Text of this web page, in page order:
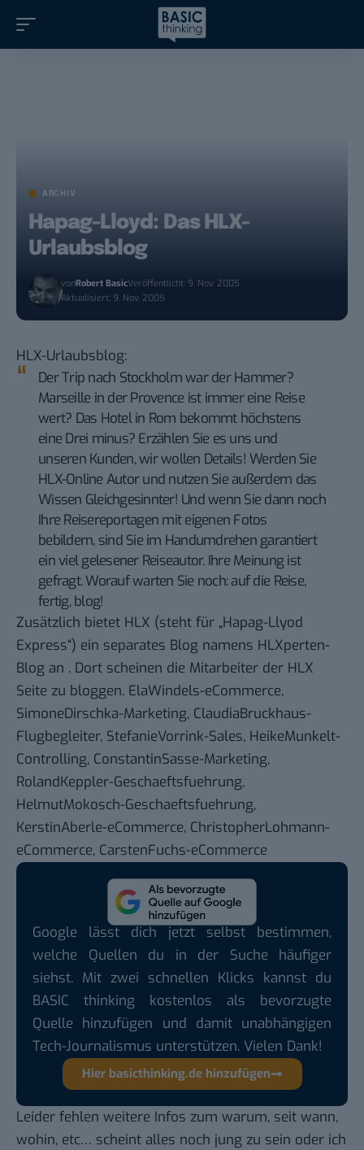
ARCHIV
Hapag-Lloyd: Das HLX-
Urlaubsblog
vonRobert BasicVeröffentlicht: 9. Nov. 2005
Aktualisiert: 9. Nov. 2005
HLX-Urlaubsblog:
Der Trip nach Stockholm war der Hammer?
Marseille in der Provence ist immer eine Reise
wert? Das Hotel in Rom bekommt höchstens
eine Drei minus? Erzählen Sie es uns und
unseren Kunden, wir wollen Details! Werden Sie
HLX-Online Autor und nutzen Sie außerdem das
Wissen Gleichgesinnter! Und wenn Sie dann noch
Ihre Reisereportagen mit eigenen Fotos
bebildern, sind Sie im Handumdrehen garantiert
ein viel gelesener Reiseautor. Ihre Meinung ist
gefragt. Worauf warten Sie noch: auf die Reise,
fertig, blog!
Zusätzlich bietet HLX (steht für „Hapag-Llyod
Express“) ein separates Blog namens HLXperten-
Blog an . Dort scheinen die Mitarbeiter der HLX
Seite zu bloggen. ElaWindels-eCommerce,
SimoneDirschka-Marketing, ClaudiaBruckhaus-
Flugbegleiter, StefanieVorrink-Sales, HeikeMunkelt-
Controlling, ConstantinSasse-Marketing,
RolandKeppler-Geschaeftsfuehrung,
HelmutMokosch-Geschaeftsfuehrung,
KerstinAberle-eCommerce, ChristopherLohmann-
eCommerce, CarstenFuchs-eCommerce
Google lässt dich jetzt selbst bestimmen,
welche Quellen du in der Suche häufiger
siehst. Mit zwei schnellen Klicks kannst du
BASIC thinking kostenlos als bevorzugte
Quelle hinzufügen und damit unabhängigen
Tech-Journalismus unterstützen. Vielen Dank!
Hier basicthinking.de hinzufügen
Leider fehlen weitere Infos zum warum, seit wann,
wohin, etc… scheint alles noch jung zu sein oder ich